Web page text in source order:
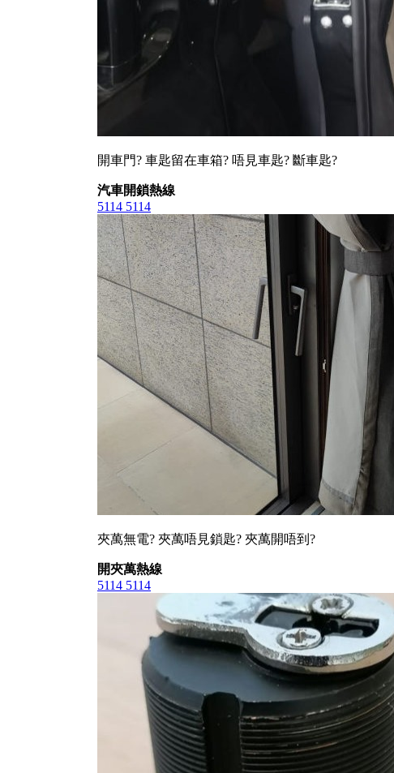
開車門? 車匙留在車箱? 唔見車匙? 斷車匙?
汽車開鎖熱線
5114 5114
夾萬無電? 夾萬唔見鎖匙? 夾萬開唔到?
開夾萬熱線
5114 5114